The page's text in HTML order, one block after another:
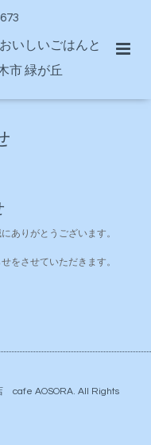
いしいごはんと
市 緑が丘
ありがとうございます。
をさせていただきます。
cafe AOSORA. All Rights